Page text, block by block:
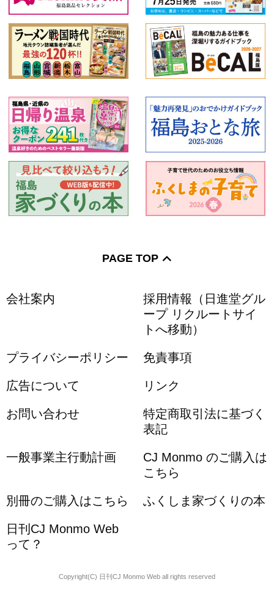
PAGE TOP
会社案内
採用情報（日進堂グル
ープ リクルートサイ
トへ移動）
プライバシーポリシー 免責事項
広告について リンク
お問い合わせ
特定商取引法に基づく
表記
一般事業主行動計画
CJ Monmo のご購入は
こちら
別冊のご購入はこちら ふくしま家づくりの本
日刊CJ Monmo Web
って？
Copyright(C) 日刊CJ Monmo Web all rights reserved